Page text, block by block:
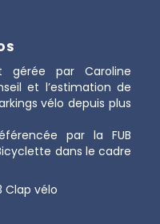
gérée par Caroline
et l’estimation de
vélo depuis plus
par la FUB
dans le cadre
Clap vélo